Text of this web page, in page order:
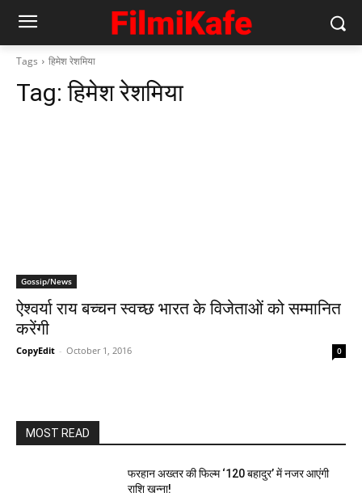
Tags हिमेश रेशमिया
Tag:हिमेश रेशमिया
Gossip/News
ऐश्वर्या राय बच्‍चन स्वच्छ भारत के विजेताओं को सम्मानित
करेंगी
CopyEdit - October 1, 2016 0
MOST READ
फरहान अख्तर की फिल्म ‘120 बहादुर’ में नजर आएंगी
राशि खन्ना!